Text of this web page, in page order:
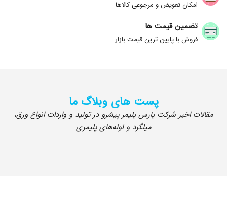
امکان تعویض و مرجوعی کالاها
تضمین قیمت ها
فروش با پایین ترین قیمت بازار
پست های وبلاگ ما
مقالات اخیر شرکت پارس پلیمر پیشرو در تولید و واردات انواع ورق،
میلگرد و لوله‌های پلیمری